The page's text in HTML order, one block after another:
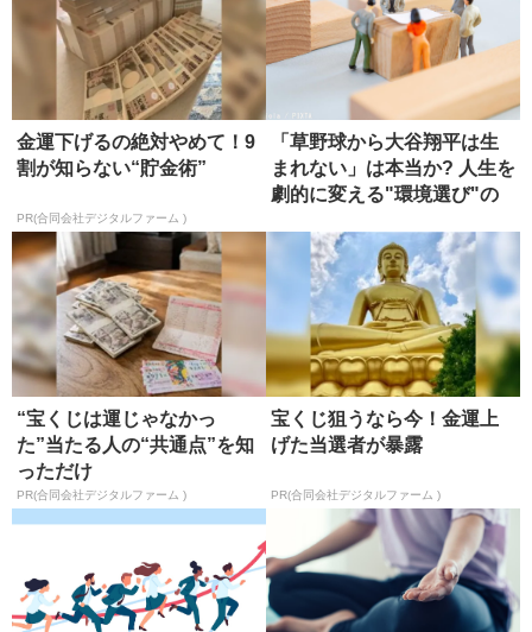
金運下げるの絶対やめて！9
割が知らない“貯金術”
PR(合同会社デジタルファーム )
「草野球から大谷翔平は生
まれない」は本当か? 人生を
劇的に変える"環境選び"の
“宝くじは運じゃなかっ
た”当たる人の“共通点”を知
っただけ
PR(合同会社デジタルファーム )
宝くじ狙うなら今！金運上
げた当選者が暴露
PR(合同会社デジタルファーム )